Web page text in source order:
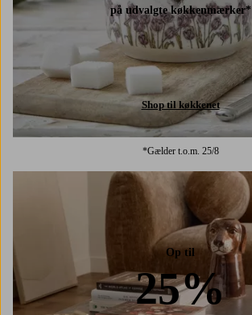
på udvalgte køkkenmærker*
Shop til køkkenet
*Gælder t.o.m. 25/8
Op til
25%